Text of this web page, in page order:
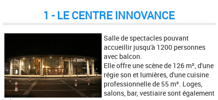
1 - LE CENTRE INNOVANCE
Salle de spectacles pouvant
accueillir jusqu'à 1200 personnes
avec balcon.
Elle offre une scène de 126 m², d'une
régie son et lumières, d'une cuisine
professionnelle de 55 m². Loges,
salons, bar, vestiaire sont également